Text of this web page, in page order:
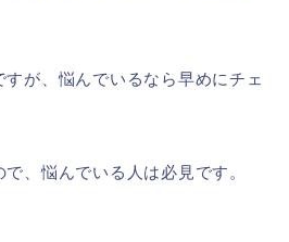
が、悩んでいるなら早めにチェ
、悩んでいる人は必見です。